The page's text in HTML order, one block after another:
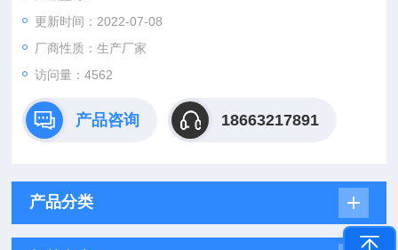
更新时间：2022-07-08
厂商性质：生产厂家
访问量：4562
产品咨询 18663217891
产品分类